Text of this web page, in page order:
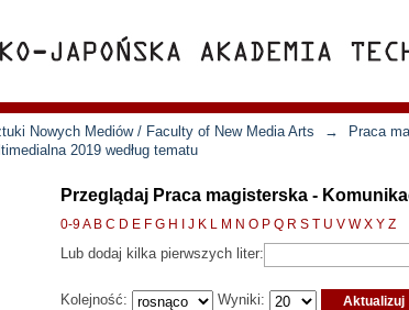
Nowych Mediów / Faculty of New Media Arts → Praca
2019 według tematu
Przeglądaj Praca magisterska -
0-9A B C D E F G H J K L M N O P Q R S T U V W X Y Z
Lub dodaj kilka pierwszych liter:
Kolejność: Wyniki: